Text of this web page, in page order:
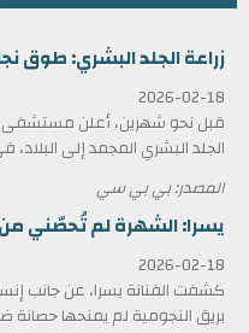
زراعة الجلد البشري: طوق
2026-02-18
قبل نحو شهرين، أعلن
الجلد البشري المجمد إلى
المصدر: بي بي سي
يسرا: الشهرة لم تُحصّني
2026-02-18
كشفت الفنانة يسرا، عن جانب
بريق النجومية لم يمنحها حصانة